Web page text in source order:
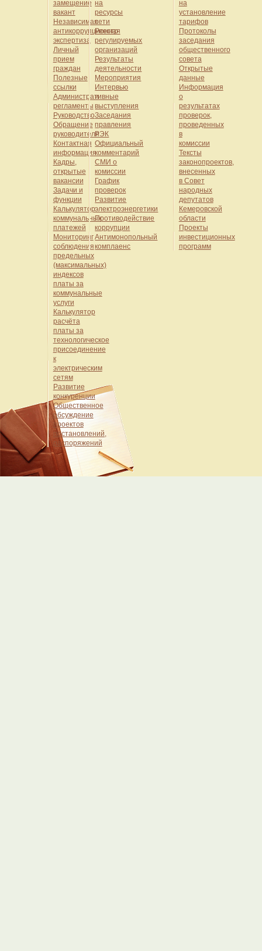
замещение
вакант
Независимая
антикоррупционная
экспертиза
Личный
прием
граждан
Полезные
ссылки
Административные
регламенты
Руководство
Обращение
руководителя
Контактная
информация
Кадры,
открытые
вакансии
Задачи и
функции
Калькулятор
коммунальных
платежей
Мониторинг
соблюдения
предельных
(максимальных)
индексов
платы за
коммунальные
услуги
Калькулятор
расчёта
платы за
технологическое
присоединение
к
электрическим
сетям
Развитие
конкуренции
Общественное
обсуждение
проектов
постановлений,
распоряжений
на
ресурсы
сети
Реестр
регулируемых
организаций
Результаты
деятельности
Мероприятия
Интервью
и
выступления
Заседания
правления
РЭК
Официальный
комментарий
СМИ о
комиссии
График
проверок
Развитие
электроэнергетики
Противодействие
коррупции
Антимонопольный
комплаенс
на
установление
тарифов
Протоколы
заседания
общественного
совета
Открытые
данные
Информация
о
результатах
проверок,
проведенных
в
комиссии
Тексты
законопроектов,
внесенных
в Совет
народных
депутатов
Кемеровской
области
Проекты
инвестиционных
программ